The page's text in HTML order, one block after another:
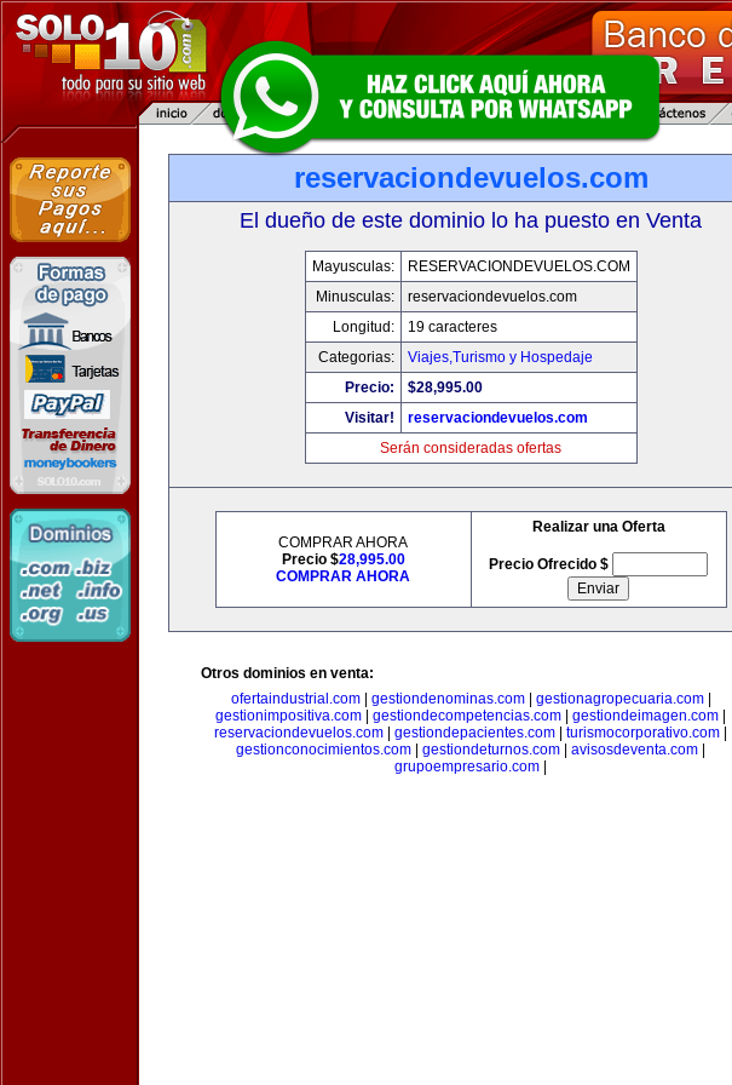
reservaciondevuelos.com
El dueño de este dominio lo ha puesto en Venta
Mayusculas:
RESERVACIONDEVUELOS.COM
Minusculas:
reservaciondevuelos.com
Longitud:
19 caracteres
Categorias:
Viajes,Turismo y Hospedaje
Precio:
$28,995.00
Visitar!
reservaciondevuelos.com
Serán consideradas ofertas
COMPRAR AHORA
Precio $28,995.00
COMPRAR AHORA
Realizar una Oferta
Precio Ofrecido $
Otros dominios en venta:
ofertaindustrial.com| gestiondenominas.com| gestionagropecuaria.com|
gestionimpositiva.com
gestiondecompetencias.com gestiondeimagen.com
reservaciondevuelos.com
gestiondepacientes.com turismocorporativo.com
gestionconocimientos.com
gestiondeturnos.com avisosdeventa.com
grupoempresario.com